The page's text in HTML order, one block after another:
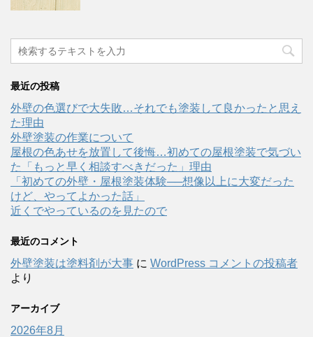
最近の投稿
外壁の色選びで大失敗…それでも塗装して良かったと思え
た理由
外壁塗装の作業について
屋根の色あせを放置して後悔…初めての屋根塗装で気づい
た「もっと早く相談すべきだった」理由
「初めての外壁・屋根塗装体験──想像以上に大変だった
けど、やってよかった話」
近くでやっているのを見たので
最近のコメント
外壁塗装は塗料剤が大事 に WordPress コメントの投稿者
より
アーカイブ
2026年8月